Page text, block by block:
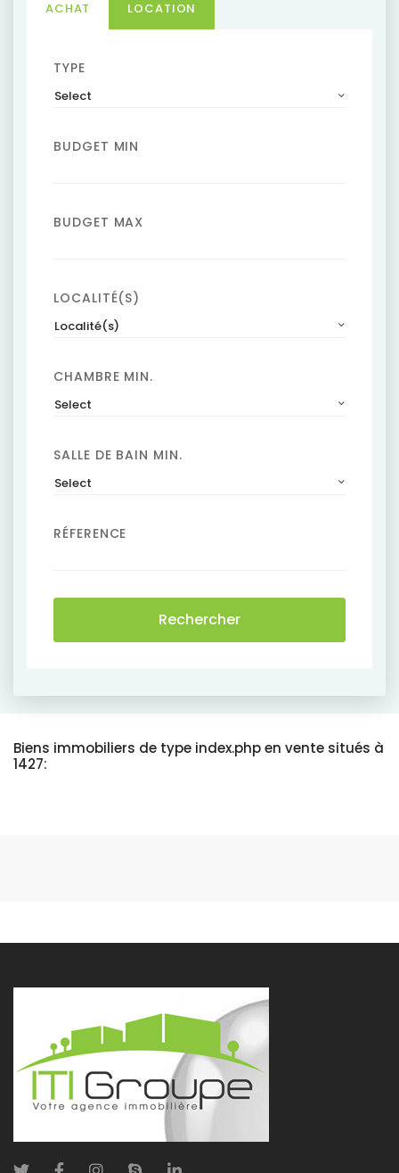
ACHAT LOCATION
TYPE
Select
BUDGET MIN
BUDGET MAX
LOCALITÉ(S)
Localité(s)
CHAMBRE MIN.
Select
SALLE DE BAIN MIN.
Select
RÉFERENCE
Rechercher
Biens immobiliers de type index.php en vente situés à
1427: